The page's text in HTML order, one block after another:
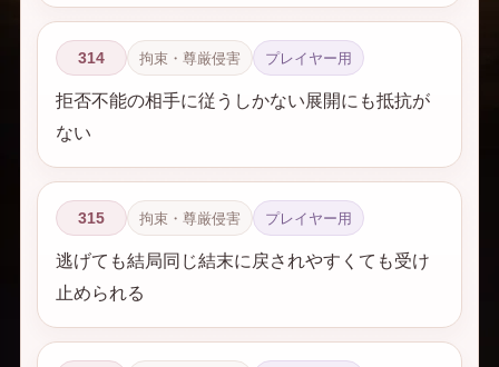
314 拘束・尊厳侵害 プレイヤー用
拒否不能の相手に従うしかない展開にも抵抗が
ない
315 拘束・尊厳侵害 プレイヤー用
逃げても結局同じ結末に戻されやすくても受け
止められる